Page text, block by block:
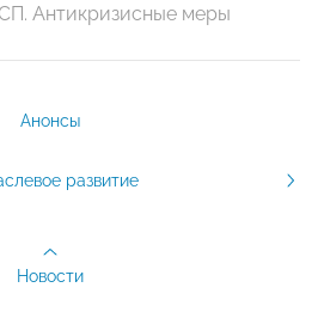
Антикризисные меры
Анонсы
развитие
Новости